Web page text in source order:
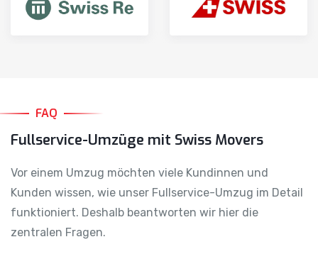
FAQ
Fullservice-Umzüge mit Swiss Movers
Vor einem Umzug möchten viele Kundinnen und
Kunden wissen, wie unser Fullservice-Umzug im Detail
funktioniert. Deshalb beantworten wir hier die
zentralen Fragen.